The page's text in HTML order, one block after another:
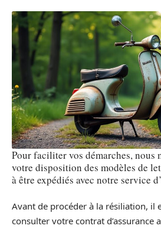
Pour faciliter vos démarches, nous
votre disposition des modèles de
à être expédiés avec notre service
Avant de procéder à la résiliation, il
consulter votre contrat d’assurance